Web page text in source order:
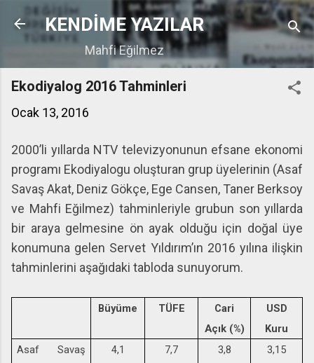
Ana içeriğe atla
KENDİME YAZILAR
Mahfi Eğilmez
Ekodiyalog 2016 Tahminleri
Ocak 13, 2016
2000’li yıllarda NTV televizyonunun efsane ekonomi
programı Ekodiyalogu oluşturan grup üyelerinin (Asaf
Savaş Akat, Deniz Gökçe, Ege Cansen, Taner Berksoy
ve Mahfi Eğilmez) tahminleriyle grubun son yıllarda
bir araya gelmesine ön ayak olduğu için doğal üye
konumuna gelen Servet Yıldırım’ın 2016 yılına ilişkin
tahminlerini aşağıdaki tabloda sunuyorum.
Büyüme TÜFE
Cari
Açık (%)
USD
Kuru
Asaf Savaş
4,1 7,7 3,8 3,15